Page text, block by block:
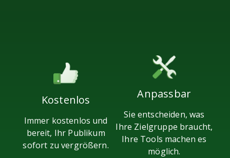
Kostenlos
Immer kostenlos und
bereit, Ihr Publikum
sofort zu vergrößern.
Anpassbar
Sie entscheiden, was
Ihre Zielgruppe braucht,
Ihre Tools machen es
möglich.